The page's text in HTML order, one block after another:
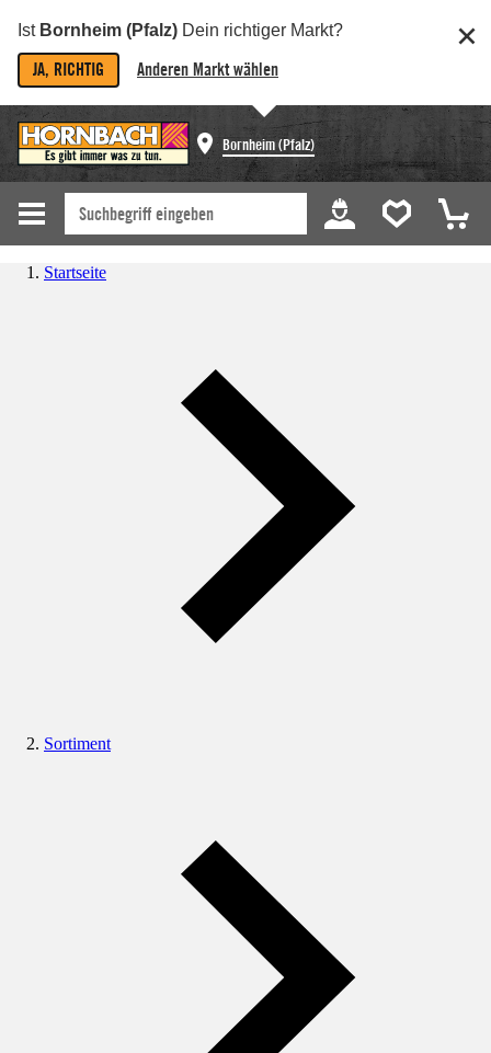
Ist Bornheim (Pfalz) Dein richtiger Markt?
JA, RICHTIG Anderen Markt wählen
Bornheim (Pfalz)
Startseite
Sortiment